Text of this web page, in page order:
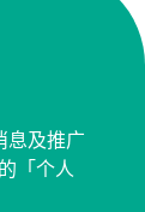
息及推广
「个人